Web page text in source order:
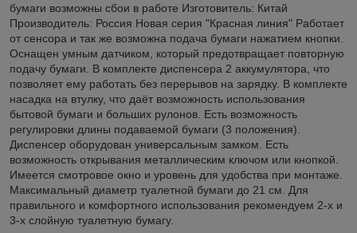
бумаги возможны сбои в работе Изготовитель: Китай
Производитель: Россия Новая серия "Красная линия" Работает
от сенсора и так же возможна подача бумаги нажатием кнопки.
Оснащен умным датчиком, который предотвращает повторную
подачу бумаги. В комплекте диспенсера 2 аккумулятора, что
позволяет ему работать без перерывов на зарядку. В комплекте
насадка на втулку, что даёт возможность использования
бытовой бумаги и больших рулонов. Есть возможность
регулировки длины подаваемой бумаги (3 положения).
Диспенсер оборудован универсальным замком. Есть
возможность открывания металлическим ключом или кнопкой.
Имеется смотровое окно и уровень для удобства при монтаже.
Максимальный диаметр туалетной бумаги до 21 см. Для
правильного и комфортного использования рекомендуем 2-х и
3-х слойную туалетную бумагу.